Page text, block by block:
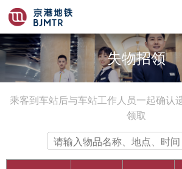
失物招领
乘客到车站后与车站工作人员一起确认
领取